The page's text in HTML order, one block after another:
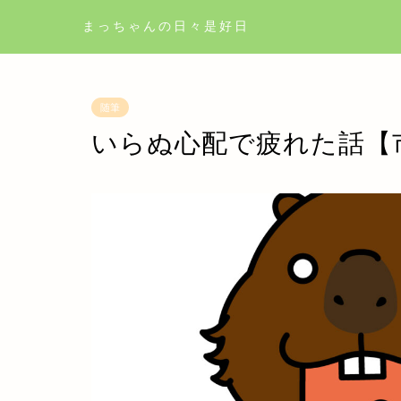
まっちゃんの日々是好日
随筆
いらぬ心配で疲れた話【